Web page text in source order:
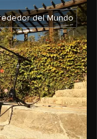
del Mundo